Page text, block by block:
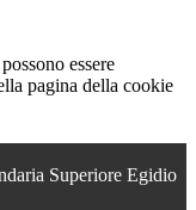
essere
pagina della cookie
Superiore Egidio